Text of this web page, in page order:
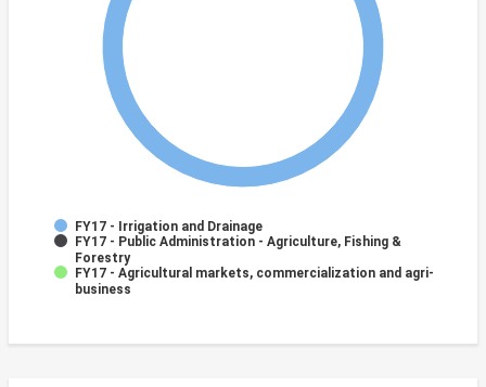
FY17 - Irrigation and Drainage
FY17 - Public Administration - Agriculture, Fishing &
Forestry
FY17 - Agricultural markets, commercialization and agri-
business